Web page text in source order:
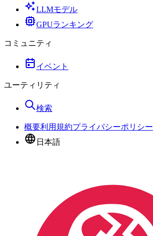
LLMモデル
GPUランキング
コミュニティ
イベント
ユーティリティ
検索
概要利用規約プライバシーポリシー
日本語